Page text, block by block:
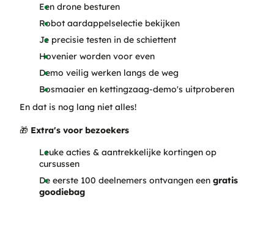
Een drone besturen
Robot aardappelselectie bekijken
Je precisie testen in de schiettent
Hovenier worden voor even
Demo veilig werken langs de weg
Bosmaaier en kettingzaag-demo's uitproberen
En dat is nog lang niet alles!
🎁 Extra's voor bezoekers
Leuke acties & aantrekkelijke kortingen op
cursussen
De eerste 100 deelnemers ontvangen een gratis
goodiebag